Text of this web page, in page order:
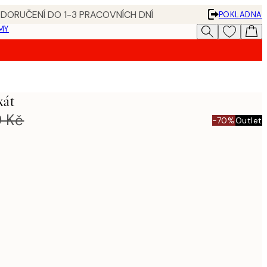
DO 1-3 PRACOVNÍCH DNÍ
POKLADNA
Kč -70%Outlet